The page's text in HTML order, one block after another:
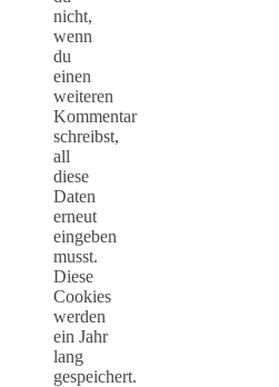
nicht,
wenn
du
einen
weiteren
Kommentar
schreibst,
all
diese
Daten
erneut
eingeben
musst.
Diese
Cookies
werden
ein Jahr
lang
gespeichert.